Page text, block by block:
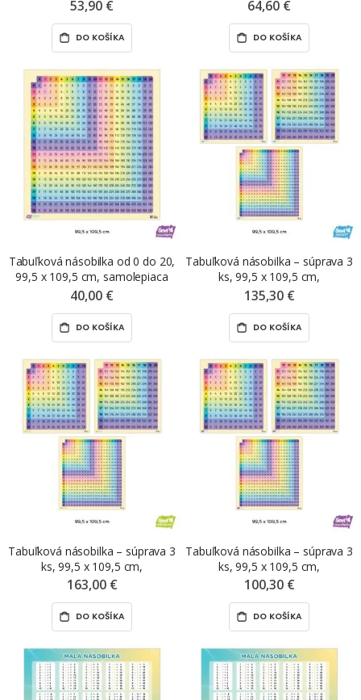
53,90 €
DO KOŠÍKA
64,60 €
DO KOŠÍKA
Tabuľková násobilka od 0 do 20,
99,5 x 109,5 cm, samolepiaca
nálepka ŠEVT samolepka
40,00 €
DO KOŠÍKA
Tabuľková násobilka – súprava 3
ks, 99,5 x 109,5 cm,
premiestniteľné magnetické fólie
ŠEVT MAGNET
135,30 €
DO KOŠÍKA
Tabuľková násobilka – súprava 3
ks, 99,5 x 109,5 cm,
premiestniteľné nálepky ŠEVT
163,00 €
DO KOŠÍKA
Tabuľková násobilka – súprava 3
ks, 99,5 x 109,5 cm,
premiestniteľné samolepiace
100,30 €
DO KOŠÍKA